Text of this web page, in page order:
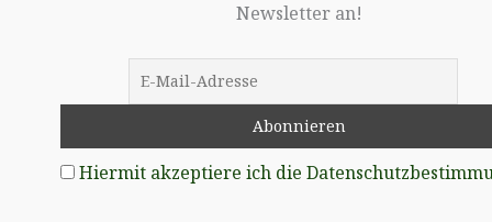
Newsletter an!
Hiermit akzeptiere ich die